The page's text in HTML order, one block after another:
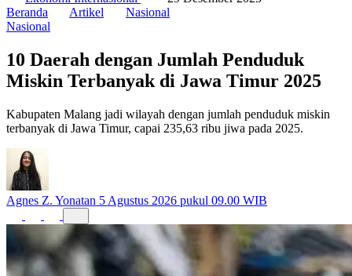
Beranda
Artikel
Nasional
Nasional
10 Daerah dengan Jumlah Penduduk
Miskin Terbanyak di Jawa Timur 2025
Kabupaten Malang jadi wilayah dengan jumlah penduduk miskin
terbanyak di Jawa Timur, capai 235,63 ribu jiwa pada 2025.
Agnes Z. Yonatan 5 Agustus 2026 pukul 09.00 WIB